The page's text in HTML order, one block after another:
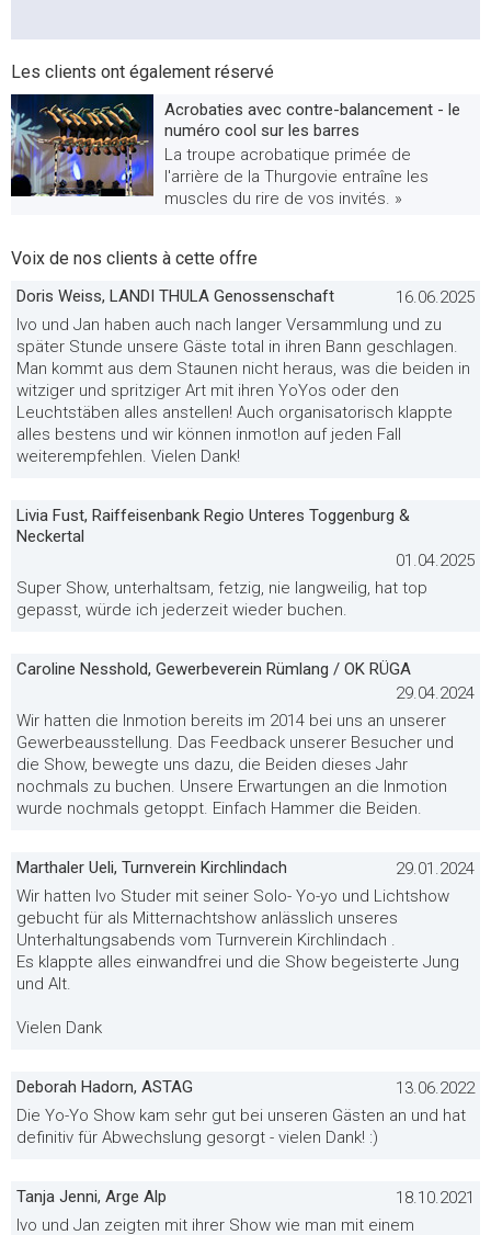
Les clients ont également réservé
Acrobaties avec contre-balancement - le
numéro cool sur les barres
La troupe acrobatique primée de
l'arrière de la Thurgovie entraîne les
muscles du rire de vos invités. »
Voix de nos clients à cette offre
Doris Weiss, LANDI THULA Genossenschaft
16.06.2025
Ivo und Jan haben auch nach langer Versammlung und zu
später Stunde unsere Gäste total in ihren Bann geschlagen.
Man kommt aus dem Staunen nicht heraus, was die beiden in
witziger und spritziger Art mit ihren YoYos oder den
Leuchtstäben alles anstellen! Auch organisatorisch klappte
alles bestens und wir können inmot!on auf jeden Fall
weiterempfehlen. Vielen Dank!
Livia Fust, Raiffeisenbank Regio Unteres Toggenburg &
Neckertal
01.04.2025
Super Show, unterhaltsam, fetzig, nie langweilig, hat top
gepasst, würde ich jederzeit wieder buchen.
Caroline Nesshold, Gewerbeverein Rümlang / OK RÜGA
29.04.2024
Wir hatten die Inmotion bereits im 2014 bei uns an unserer
Gewerbeausstellung. Das Feedback unserer Besucher und
die Show, bewegte uns dazu, die Beiden dieses Jahr
nochmals zu buchen. Unsere Erwartungen an die Inmotion
wurde nochmals getoppt. Einfach Hammer die Beiden.
Marthaler Ueli, Turnverein Kirchlindach
29.01.2024
Wir hatten Ivo Studer mit seiner Solo- Yo-yo und Lichtshow
gebucht für als Mitternachtshow anlässlich unseres
Unterhaltungsabends vom Turnverein Kirchlindach .
Es klappte alles einwandfrei und die Show begeisterte Jung
und Alt.
Vielen Dank
Deborah Hadorn, ASTAG
13.06.2022
Die Yo-Yo Show kam sehr gut bei unseren Gästen an und hat
definitiv für Abwechslung gesorgt - vielen Dank! :)
Tanja Jenni, Arge Alp
18.10.2021
Ivo und Jan zeigten mit ihrer Show wie man mit einem